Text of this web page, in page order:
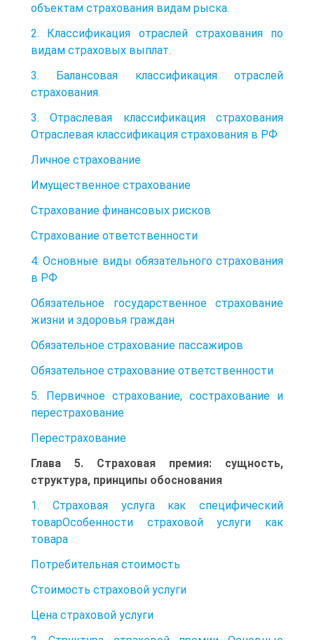
объектам страхования видам рыска.
2. Классификация отраслей страхования по
видам страховых выплат.
3. Балансовая классификация отраслей
страхования.
3. Отраслевая классификация страхования
Отраслевая классификация страхования в РФ
Личное страхование
Имущественное страхование
Страхование финансовых рисков
Страхование ответственности
4. Основные виды обязательного страхования
в РФ
Обязательное государственное страхование
жизни и здоровья граждан
Обязательное страхование пассажиров
Обязательное страхование ответственности
5. Первичное страхование, сострахование и
перестрахование
Перестрахование
Глава 5. Страховая премия: сущность,
структура, принципы обоснования
1. Страховая услуга как специфический
товарОсобенности страховой услуги как
товара
Потребительная стоимость
Стоимость страховой услуги
Цена страховой услуги